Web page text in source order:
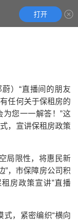
）“直播间的朋友
任何关于保租房的
您一一解答！”这
，宣讲保租房政策
局限性，将惠民新
”，市保障房公司积
房政策宣讲”直播
式，紧密编织“横向
打开